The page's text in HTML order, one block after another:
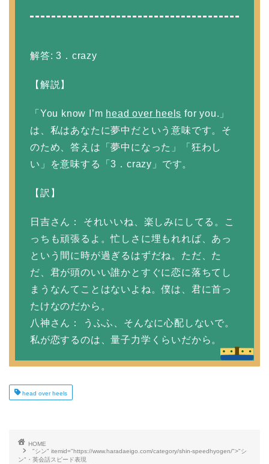
解答: 3．crazy
【解説】
「You know I’m head over heels for you.」
は、私はあなたに夢中だという意味です。そ
のため、答えは「夢中になった」「狂わし
い」を意味する「3．crazy」です。
【訳】
日吉さん： それいいね、楽しみにしてる。こ
っちも頑張るよ。忙しさに埋もれれば、あっ
という間に時が過ぎるはずだね。ただ、た
だ、君が頭のいい誰かとすぐに恋に落ちてし
まうなんてことはないよね。僕は、君に首っ
たけなのだから。
八神さん： うふふ、そんなに心配しないで。
私が恋するのは、量子力学くらいだから。
head over heels
HOME
"シン" itemid="https://www.haradaeigo.com/category/shin-speedhyogen/">"シ
ン"・英会話スピード表現